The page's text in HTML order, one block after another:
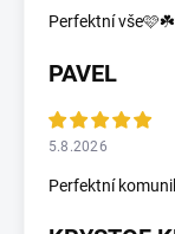
Perfektní
PAVEL
5.8.2026
Perfektní